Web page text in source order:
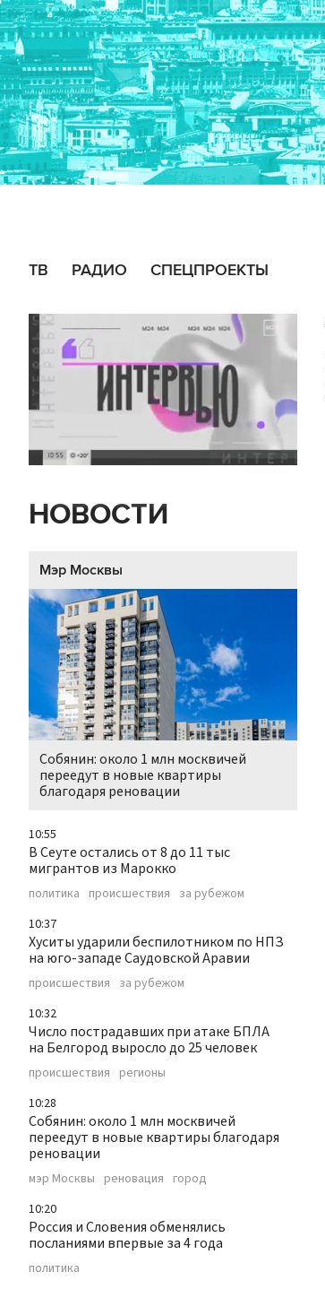
ТВ РАДИО СПЕЦПРОЕКТЫ
НОВОСТИ
Мэр Москвы
Собянин: около 1 млн москвичей
переедут в новые квартиры
благодаря реновации
10:55
В Сеуте остались от 8 до 11 тыс
мигрантов из Марокко
политика происшествия за рубежом
10:37
Хуситы ударили беспилотником по НПЗ
на юго-западе Саудовской Аравии
происшествия за рубежом
10:32
Число пострадавших при атаке БПЛА
на Белгород выросло до 25 человек
происшествия регионы
10:28
Собянин: около 1 млн москвичей
переедут в новые квартиры благодаря
реновации
мэр Москвы реновация город
10:20
Россия и Словения обменялись
посланиями впервые за 4 года
политика